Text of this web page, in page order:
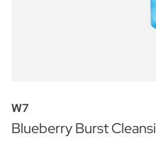
W7
Blueberry Burst